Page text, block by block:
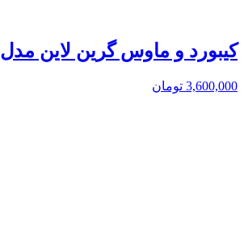
کیبورد و ماوس گرین لاین مدل Wirless duo
3,600,000 تومان